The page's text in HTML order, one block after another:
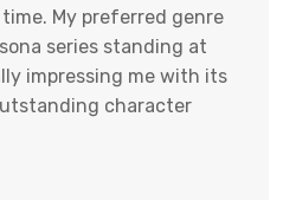
My preferred genre
series standing at
impressing me with its
character